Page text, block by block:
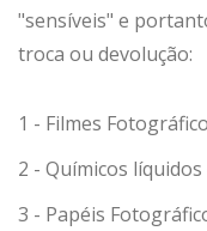
"sensíveis" e
troca ou devolução:
1 - Filmes
2 - Químicos
3 - Papéis